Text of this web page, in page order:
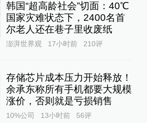
韩国“超高龄社会”切面：40℃
国家灾难状态下，2400名首
尔老人还在巷子里收废纸
澎湃世界观 17小时前 210评
存储芯片成本压力开始释放！
余承东称所有手机都要大规模
涨价，否则就是亏损销售
10%公司 13小时前 56评